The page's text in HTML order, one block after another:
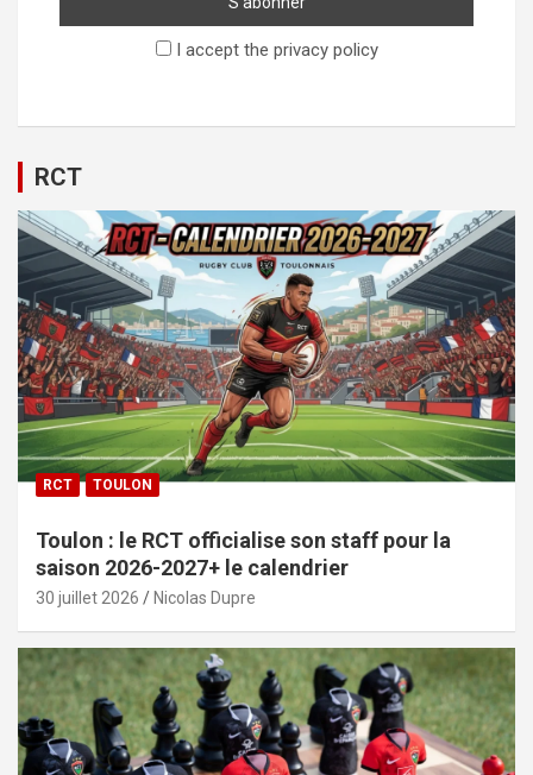
I accept the privacy policy
RCT
RCT TOULON
Toulon : le RCT officialise son staff pour la
saison 2026-2027+ le calendrier
30 juillet 2026 Nicolas Dupre